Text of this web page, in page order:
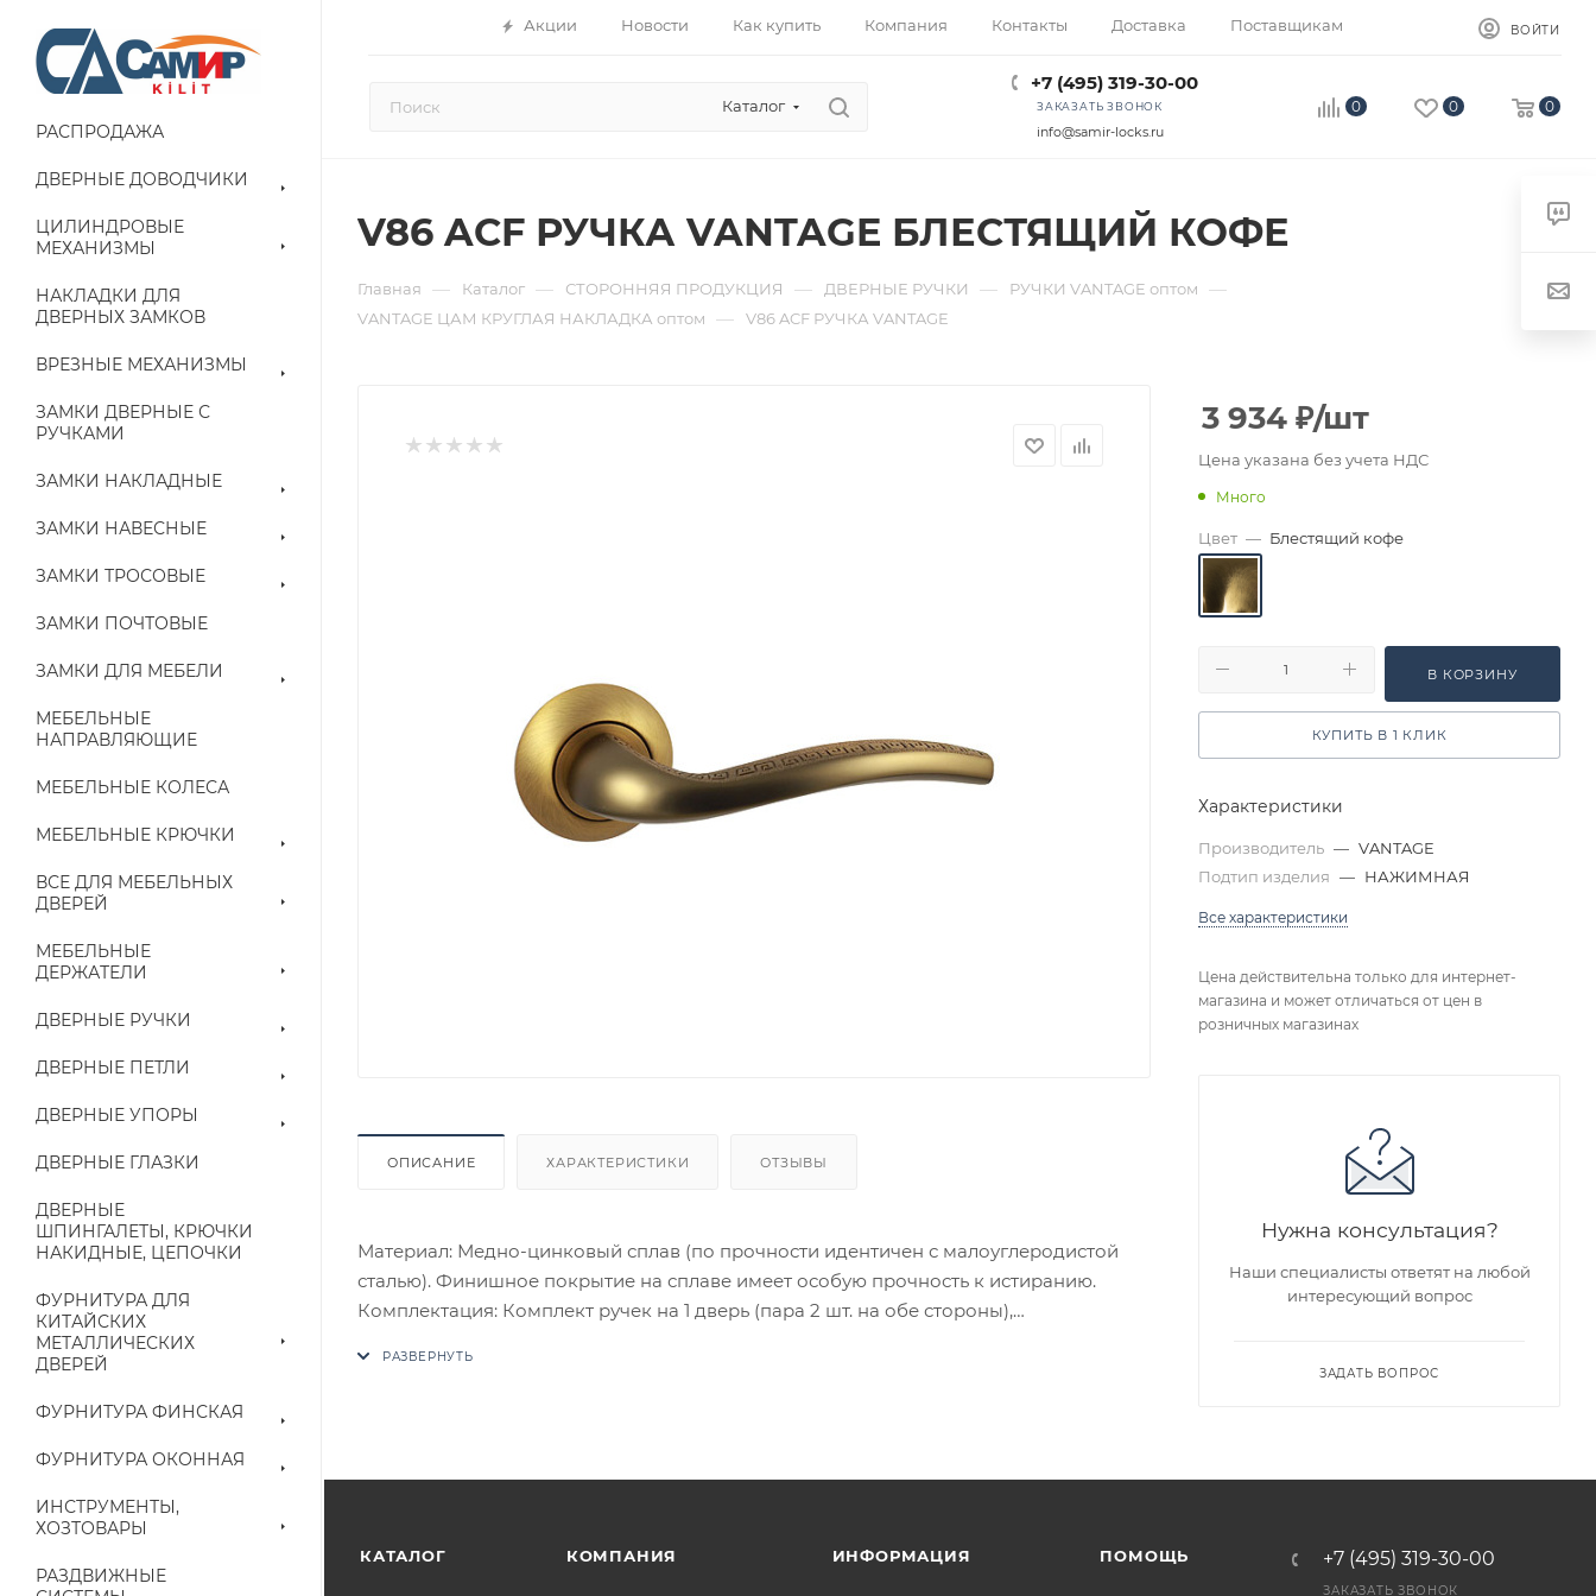
Акции Новости Как купить Компания Контакты Доставка Поставщикам ВОЙТИ
Каталог
+7 (495) 319-30-00
ЗАКАЗАТЬ ЗВОНОК
info@samir-locks.ru
0 0 0
РАСПРОДАЖА
ДВЕРНЫЕ ДОВОДЧИКИ
ЦИЛИНДРОВЫЕ
МЕХАНИЗМЫ
НАКЛАДКИ ДЛЯ
ДВЕРНЫХ ЗАМКОВ
ВРЕЗНЫЕ МЕХАНИЗМЫ
ЗАМКИ ДВЕРНЫЕ С
РУЧКАМИ
ЗАМКИ НАКЛАДНЫЕ
ЗАМКИ НАВЕСНЫЕ
ЗАМКИ ТРОСОВЫЕ
ЗАМКИ ПОЧТОВЫЕ
ЗАМКИ ДЛЯ МЕБЕЛИ
МЕБЕЛЬНЫЕ
НАПРАВЛЯЮЩИЕ
МЕБЕЛЬНЫЕ КОЛЕСА
МЕБЕЛЬНЫЕ КРЮЧКИ
ВСЕ ДЛЯ МЕБЕЛЬНЫХ
ДВЕРЕЙ
МЕБЕЛЬНЫЕ
ДЕРЖАТЕЛИ
ДВЕРНЫЕ РУЧКИ
ДВЕРНЫЕ ПЕТЛИ
ДВЕРНЫЕ УПОРЫ
ДВЕРНЫЕ ГЛАЗКИ
ДВЕРНЫЕ
ШПИНГАЛЕТЫ, КРЮЧКИ
НАКИДНЫЕ, ЦЕПОЧКИ
ФУРНИТУРА ДЛЯ
КИТАЙСКИХ
МЕТАЛЛИЧЕСКИХ
ДВЕРЕЙ
ФУРНИТУРА ФИНСКАЯ
ФУРНИТУРА ОКОННАЯ
ИНСТРУМЕНТЫ,
ХОЗТОВАРЫ
РАЗДВИЖНЫЕ
V86 ACF РУЧКА VANTAGE БЛЕСТЯЩИЙ КОФЕ
Главная — Каталог — СТОРОННЯЯ ПРОДУКЦИЯ — ДВЕРНЫЕ РУЧКИ — РУЧКИ VANTAGE оптом —
VANTAGE ЦАМ КРУГЛАЯ НАКЛАДКА оптом — V86 ACF РУЧКА VANTAGE
ОПИСАНИЕ ХАРАКТЕРИСТИКИ ОТЗЫВЫ
Материал: Медно-цинковый сплав (по прочности идентичен с малоуглеродистой
сталью). Финишное покрытие на сплаве имеет особую прочность к истиранию.
Комплектация: Комплект ручек на 1 дверь (пара 2 шт. на обе стороны),
3 934 ₽/шт
Цена указана без учета НДС
Много
Цвет — Блестящий кофе
В КОРЗИНУ
КУПИТЬ В 1 КЛИК
Характеристики
Производитель — VANTAGE
Подтип изделия — НАЖИМНАЯ
Все характеристики
Цена действительна только для интернет-
магазина и может отличаться от цен в
розничных магазинах
Нужна консультация?
Наши специалисты ответят на любой
интересующий вопрос
ЗАДАТЬ ВОПРОС
КАТАЛОГ КОМПАНИЯ ИНФОРМАЦИЯ ПОМОЩЬ +7 (495) 319-30-00
ЗАКАЗАТЬ ЗВОНОК